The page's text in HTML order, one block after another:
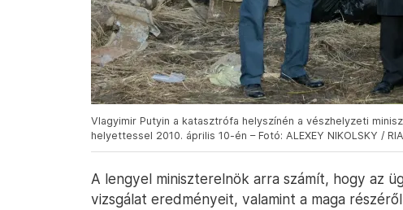
Vlagyimir Putyin a katasztrófa helyszínén a vészhelyzeti
helyettessel 2010. április 10-én – Fotó: ALEXEY NIKOLSKY /
A lengyel miniszterelnök arra számít, hogy az
vizsgálat eredményeit, valamint a maga